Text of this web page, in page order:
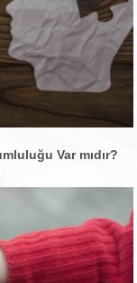
Var mıdır?